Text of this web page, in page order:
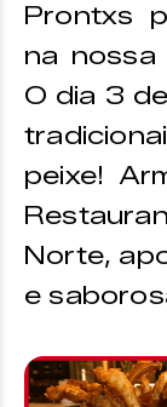
Prontxs
na nossa
O dia 3
peixe!
Norte,
e